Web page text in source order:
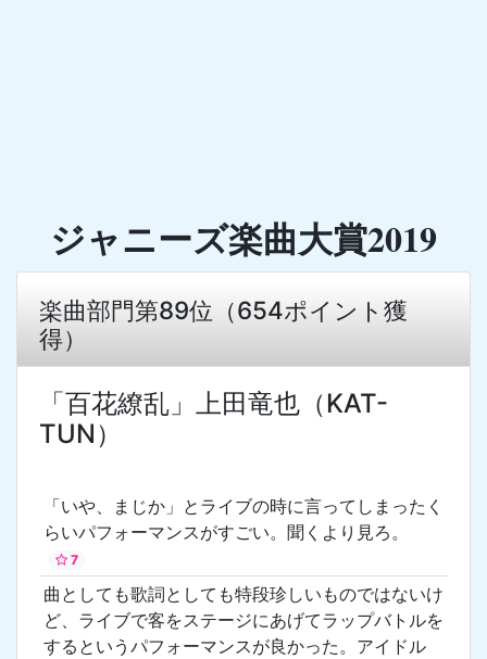
ジャニーズ楽曲大賞2019
楽曲部門第89位（654ポイント獲
得）
「百花繚乱」上田竜也（KAT-
TUN）
「いや、まじか」とライブの時に言ってしまったく
らいパフォーマンスがすごい。聞くより見ろ。
7
曲としても歌詞としても特段珍しいものではないけ
ど、ライブで客をステージにあげてラップバトルを
するというパフォーマンスが良かった。アイドル